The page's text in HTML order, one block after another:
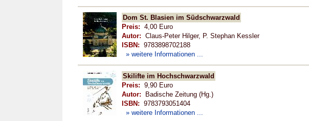
Dom St. Blasien im Südschwarzwald
Preis: 4,00 Euro
Autor: Claus-Peter Hilger, P. Stephan Kessler
ISBN: 9783898702188
» weitere Informationen ...
Skilifte im Hochschwarzwald
Preis: 9,90 Euro
Autor: Badische Zeitung (Hg.)
ISBN: 9783793051404
» weitere Informationen ...